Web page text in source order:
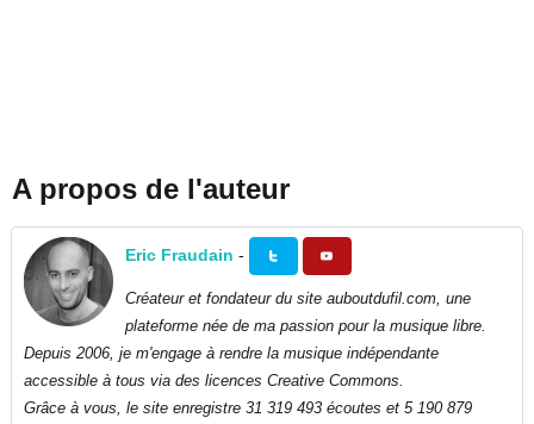
A propos de l'auteur
Eric Fraudain -
Créateur et fondateur du site auboutdufil.com, une
plateforme née de ma passion pour la musique libre.
Depuis 2006, je m'engage à rendre la musique indépendante
accessible à tous via des licences Creative Commons.
Grâce à vous, le site enregistre 31 319 493 écoutes et 5 190 879